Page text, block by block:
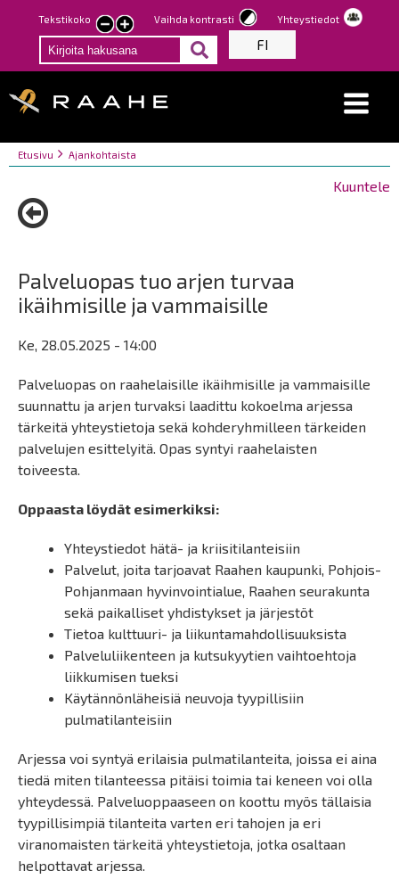
Hyppää
pääsisältöön
Tekstikoko
Pienennä
tekstin
kokoa
Suurenna
tekstin
kokoa
Vaihda kontrasti Yhteystiedot
FI
Breadcrumbs
You
here:
Etusivu Ajankohtaista
Kuuntele
Palveluopas tuo arjen turvaa
ikäihmisille ja vammaisille
Ke, 28.05.2025 - 14:00
Palveluopas on raahelaisille ikäihmisille ja vammaisille
suunnattu ja arjen turvaksi laadittu kokoelma arjessa
tärkeitä yhteystietoja sekä kohderyhmilleen tärkeiden
palvelujen esittelyitä. Opas syntyi raahelaisten
toiveesta.
Oppaasta löydät esimerkiksi:
Yhteystiedot hätä- ja kriisitilanteisiin
Palvelut, joita tarjoavat Raahen kaupunki, Pohjois-
Pohjanmaan hyvinvointialue, Raahen seurakunta
sekä paikalliset yhdistykset ja järjestöt
Tietoa kulttuuri- ja liikuntamahdollisuuksista
Palveluliikenteen ja kutsukyytien vaihtoehtoja
liikkumisen tueksi
Käytännönläheisiä neuvoja tyypillisiin
pulmatilanteisiin
Arjessa voi syntyä erilaisia pulmatilanteita, joissa ei aina
tiedä miten tilanteessa pitäisi toimia tai keneen voi olla
yhteydessä. Palveluoppaaseen on koottu myös tällaisia
tyypillisimpiä tilanteita varten eri tahojen ja eri
viranomaisten tärkeitä yhteystietoja, jotka osaltaan
helpottavat arjessa.